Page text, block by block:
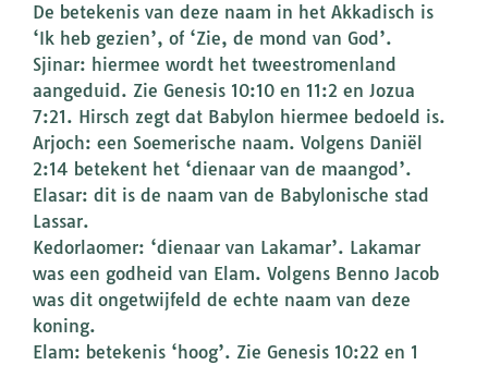
De betekenis van deze naam in het Akkadisch is
‘Ik heb gezien’, of ‘Zie, de mond van God’.
Sjinar: hiermee wordt het tweestromenland
aangeduid. Zie Genesis 10:10 en 11:2 en Jozua
7:21. Hirsch zegt dat Babylon hiermee bedoeld is.
Arjoch: een Soemerische naam. Volgens Daniël
2:14 betekent het ‘dienaar van de maangod’.
Elasar: dit is de naam van de Babylonische stad
Lassar.
Kedorlaomer: ‘dienaar van Lakamar’. Lakamar
was een godheid van Elam. Volgens Benno Jacob
was dit ongetwijfeld de echte naam van deze
koning.
Elam: betekenis ‘hoog’. Zie Genesis 10:22 en 1